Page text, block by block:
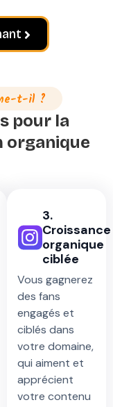
t-il ?
pour la
organique
3.
Croissance
organique
ciblée
Vous gagnerez
des fans
engagés et
ciblés dans
votre domaine,
qui aiment et
apprécient
votre contenu